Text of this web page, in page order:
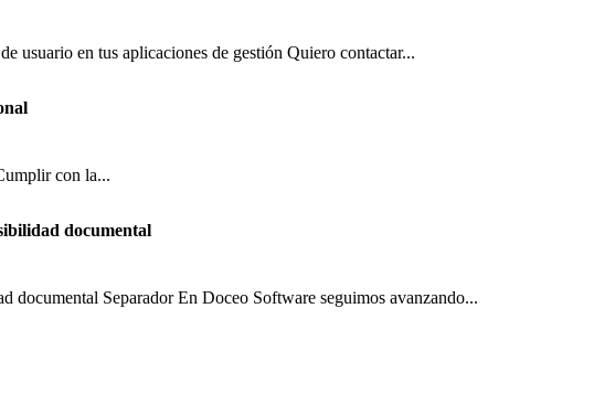
usuario en tus aplicaciones de gestión Quiero contactar...
con la...
documental
documental Separador En Doceo Software seguimos avanzando...